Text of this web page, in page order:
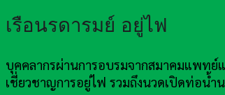
เรือนรดารมย์ อยู่ไฟ
บุคคลากรผ่านการอบรมจากสมาคมแพทย์
เชี่ยวชาญการอยู่ไฟ รวมถึงนวดเปิดท่อน้ำ